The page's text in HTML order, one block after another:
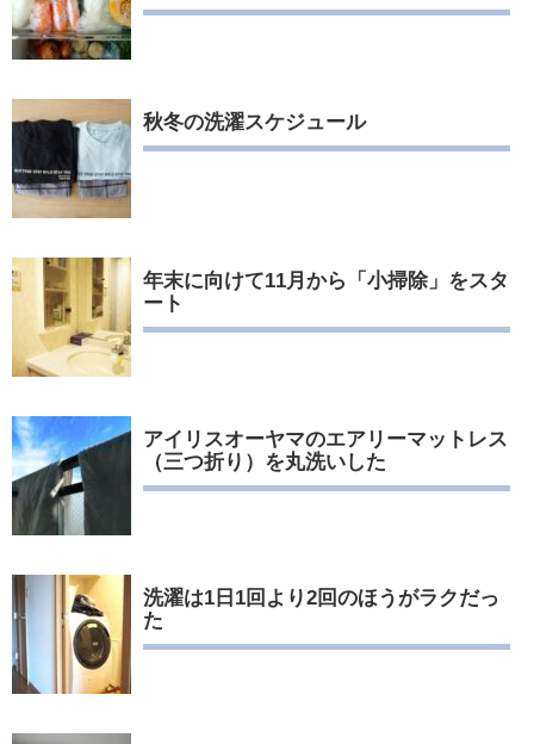
秋冬の洗濯スケジュール
年末に向けて11月から「小掃除」をスタ
ート
アイリスオーヤマのエアリーマットレス
（三つ折り）を丸洗いした
洗濯は1日1回より2回のほうがラクだっ
た